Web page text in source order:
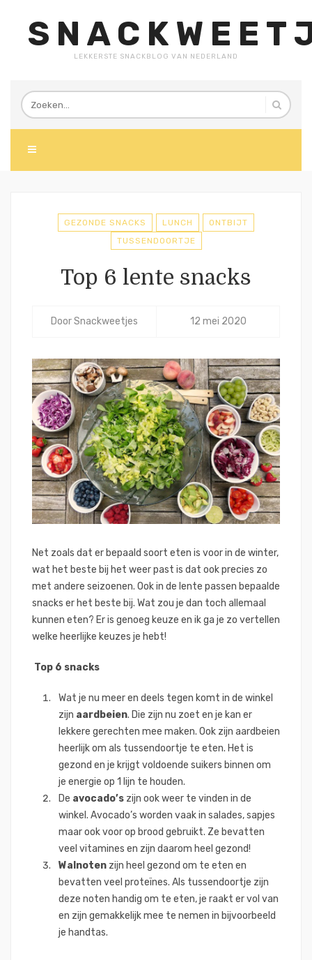
LEKKERSTE SNACKBLOG VAN NEDERLAND
GEZONDE SNACKS LUNCH
ONTBIJT
TUSSENDOORTJE
Top 6 lente snacks
DoorSnackweetjes 12 mei 2020
Net zoals dat er bepaald soort eten is voor in de winter,
wat het beste bij het weer past is dat ook precies zo
met andere seizoenen. Ook in de lente passen bepaalde
snacks er het beste bij. Wat zou je dan toch allemaal
kunnen eten? Er is genoeg keuze en ik ga je zo vertellen
welke heerlijke keuzes je hebt!
Top 6 snacks
Wat je nu meer en deels tegen komt in de winkel
zijn aardbeien. Die zijn nu zoet en je kan er
lekkere gerechten mee maken. Ook zijn aardbeien
heerlijk om als tussendoortje te eten. Het is
gezond en je krijgt voldoende suikers binnen om
je energie op 1 lijn te houden.
De avocado’s zijn ook weer te vinden in de
winkel. Avocado’s worden vaak in salades, sapjes
maar ook voor op brood gebruikt. Ze bevatten
veel vitamines en zijn daarom heel gezond!
Walnoten zijn heel gezond om te eten en
bevatten veel proteïnes. Als tussendoortje zijn
deze noten handig om te eten, je raakt er vol van
en zijn gemakkelijk mee te nemen in bijvoorbeeld
je handtas.